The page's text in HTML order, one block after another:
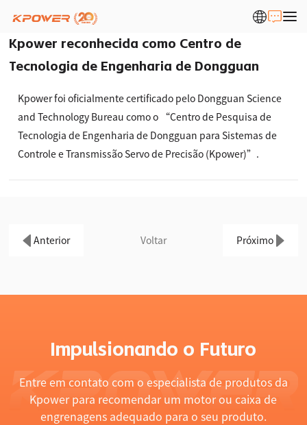
Kpower reconhecida como Centro de
Tecnologia de Engenharia de Dongguan
Kpower foi oficialmente certificado pelo Dongguan Science
and Technology Bureau como o “Centro de Pesquisa de
Tecnologia de Engenharia de Dongguan para Sistemas de
Controle e Transmissão Servo de Precisão (Kpower)”.
Anterior Voltar Próximo
Impulsionando o Futuro
Entre em contato com o especialista de produtos da
Kpower para recomendar um motor ou caixa de
engrenagens adequado para o seu produto.